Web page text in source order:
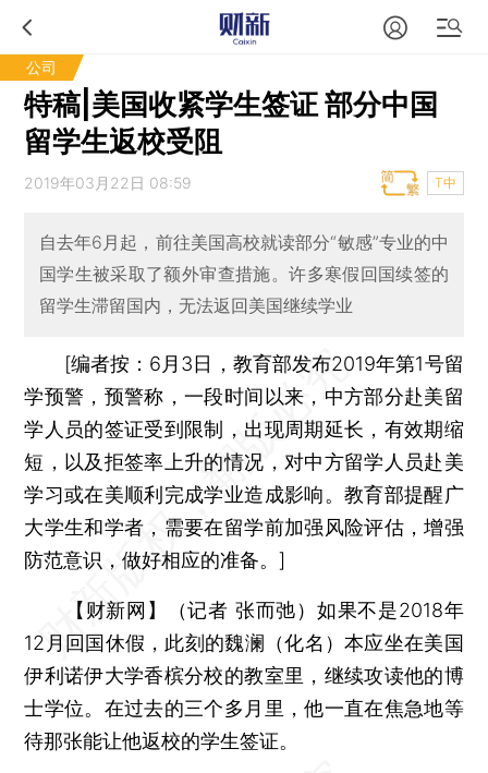
公司
特稿|美国收紧学生签证 部分中国
留学生返校受阻
2019年03月22日 08:59 T中
自去年6月起，前往美国高校就读部分“敏感”专业的中
国学生被采取了额外审查措施。许多寒假回国续签的
留学生滞留国内，无法返回美国继续学业
[编者按：6月3日，教育部发布2019年第1号留
学预警，预警称，一段时间以来，中方部分赴美留
学人员的签证受到限制，出现周期延长，有效期缩
短，以及拒签率上升的情况，对中方留学人员赴美
学习或在美顺利完成学业造成影响。教育部提醒广
大学生和学者，需要在留学前加强风险评估，增强
防范意识，做好相应的准备。]
【财新网】（记者 张而弛） 如果不是2018年
12月回国休假，此刻的魏澜（化名）本应坐在美国
伊利诺伊大学香槟分校的教室里，继续攻读他的博
士学位。在过去的三个多月里，他一直在焦急地等
待那张能让他返校的学生签证。